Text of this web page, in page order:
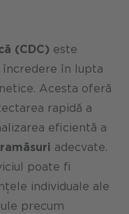
(CDC) este
încredere în lupta
Acesta oferă
rapidă a
eficientă a
adecvate.
poate fi
individuale ale
precum